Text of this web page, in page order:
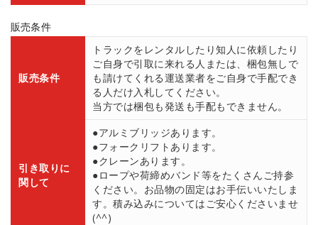
販売条件
販売条件
トラックをレンタルしたり知人に依頼したり
ご自身で引取に来れる人または、梱包無しで
も請けてくれる運送業者をご自身で手配でき
る人だけ入札してください。
当方では梱包も発送も手配もできません。
引き取りに
関して
●アルミブリッジあります。
●フォークリフトあります。
●クレーンあります。
●ロープや荷締めバンド等をたくさんご持参
ください。お品物の固定はお手伝いいたしま
す。積み込みについてはご安心くださいませ
(^^)